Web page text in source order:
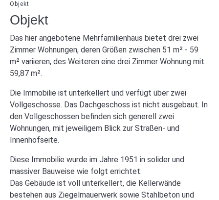
Objekt
Objekt
Das hier angebotene Mehrfamilienhaus bietet drei zwei
Zimmer Wohnungen, deren Größen zwischen 51 m² - 59
m² variieren, des Weiteren eine drei Zimmer Wohnung mit
59,87 m².
Die Immobilie ist unterkellert und verfügt über zwei
Vollgeschosse. Das Dachgeschoss ist nicht ausgebaut. In
den Vollgeschossen befinden sich generell zwei
Wohnungen, mit jeweiligem Blick zur Straßen- und
Innenhofseite.
Diese Immobilie wurde im Jahre 1951 in solider und
massiver Bauweise wie folgt errichtet:
Das Gebäude ist voll unterkellert, die Kellerwände
bestehen aus Ziegelmauerwerk sowie Stahlbeton und